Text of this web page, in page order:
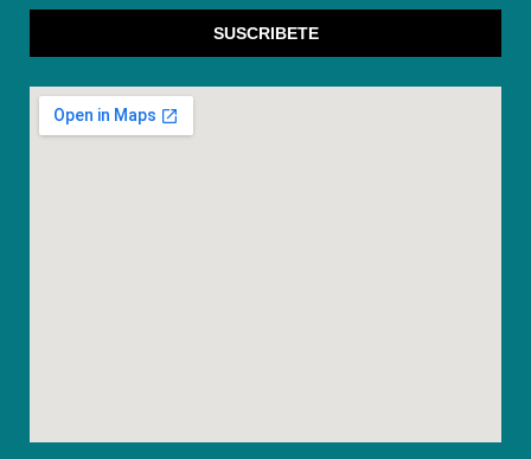
SUSCRIBETE